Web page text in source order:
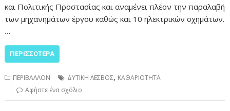
και Πολιτικής Προστασίας και αναμένει πλέον την παραλαβή
των μηχανημάτων έργου καθώς και 10 ηλεκτρικών οχημάτων.
…
ΠΕΡΙΣΣΌΤΕΡΑ
ΠΕΡΙΒΑΛΛΟΝ ΔΥΤΙΚΗ ΛΕΣΒΟΣ, ΚΑΘΑΡΙΟΤΗΤΑ
Αφήστε ένα σχόλιο